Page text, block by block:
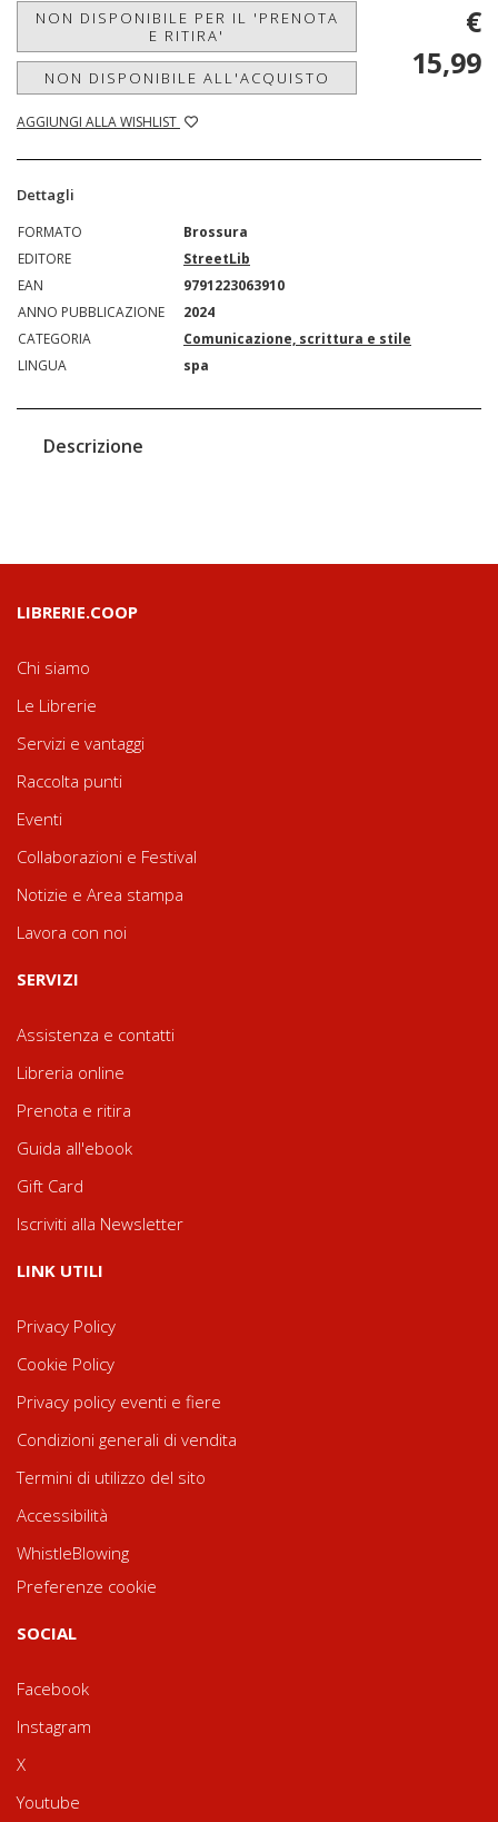
NON DISPONIBILE PER IL 'PRENOTA
E RITIRA'
NON DISPONIBILE ALL'ACQUISTO
AGGIUNGI ALLA WISHLIST
€
15,99
Dettagli
FORMATO
Brossura
EDITORE
StreetLib
EAN
9791223063910
ANNO PUBBLICAZIONE
2024
CATEGORIA
Comunicazione, scrittura e stile
LINGUA
spa
Descrizione
LIBRERIE.COOP
Chi siamo
Le Librerie
Servizi e vantaggi
Raccolta punti
Eventi
Collaborazioni e Festival
Notizie e Area stampa
Lavora con noi
SERVIZI
Assistenza e contatti
Libreria online
Prenota e ritira
Guida all'ebook
Gift Card
Iscriviti alla Newsletter
LINK UTILI
Privacy Policy
Cookie Policy
Privacy policy eventi e fiere
Condizioni generali di vendita
Termini di utilizzo del sito
Accessibilità
WhistleBlowing
Preferenze cookie
SOCIAL
Facebook
Instagram
X
Youtube